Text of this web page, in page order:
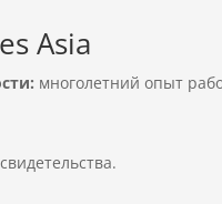
Asia
многолетний опыт